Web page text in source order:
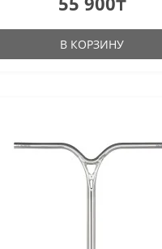
В КОРЗИНУ